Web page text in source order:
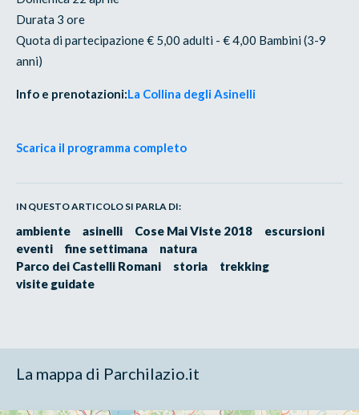
Durata 3 ore
Quota di partecipazione € 5,00 adulti - € 4,00 Bambini (3-9
anni)
Info e prenotazioni:La Collina degli Asinelli
Scarica il programma completo
IN QUESTO ARTICOLO SI PARLA DI:
ambiente asinelli Cose Mai Viste 2018
escursioni
eventi
fine settimana
natura
Parco dei Castelli Romani
storia
trekking
visite guidate
La mappa di Parchilazio.it